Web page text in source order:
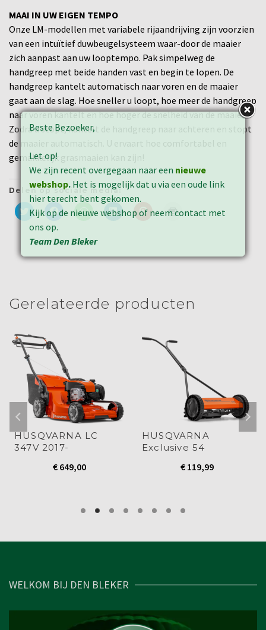
MAAI IN UW​ EIGEN TEMPO​
Onze LM-modellen met variabele rijaandrijving zijn voorzien
van een intuïtief duwbeugelsysteem waar-door de maaier
zich aanpast aan uw looptempo. Pak simpelweg de
handgreep met beide handen vast en begin te lopen. De
handgreep kantelt automatisch naar voren en de maaier
gaat aan de slag. Hoe sneller u loopt, hoe meer de handgreep
naar voren kantelt en hoe hoger de snelheid van de maaier.
Zodra u stopt, kantelt de handgreep naar achteren en stopt
de maaier automatisch. U ervaart hoe comfortabel en
gemakkelijk grasmaaien kan zijn!
Delen op sociale media:
Klik
om
te
delen
met
Twitter
(Wordt
in
Klik
om
op
Facebook
(Wordt
in
Klik
om
op
WhatsApp
(Wordt
in
Klik
om
(Wordt
in
Klik
om
(Wordt
in
Klik
om
in
een
Gerelateerde producten
HUSQVARNA LC
347V 2017-
€649,00
HUSQVARNA
Exclusive 54
€119,99
WELKOM BIJ DEN BLEKER
Beste Bezoeker,
Let op!
We zijn recent overgegaan naar een nieuwe
webshop. Het is mogelijk dat u via een oude link
hier terecht bent gekomen.
Kijk op de nieuwe webshop of neem contact met
ons op.
Team Den Bleker